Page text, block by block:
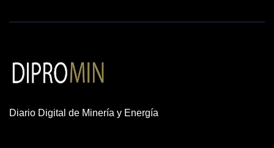
Diario Digital de Minería y Energía